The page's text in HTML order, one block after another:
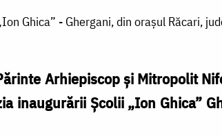
Ghica” - Ghergani, din oraşul Răcari,
Arhiepiscop şi Mitropolit
inaugurării Şcolii „Ion Ghica”